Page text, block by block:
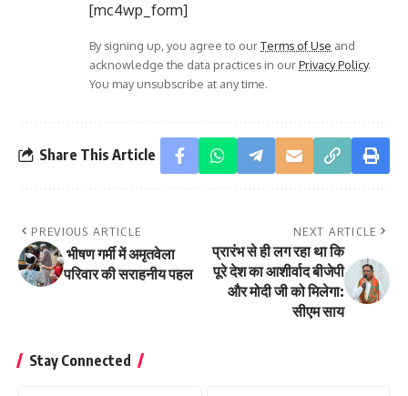
[mc4wp_form]
By signing up, you agree to ourTerms of Use and
acknowledge the data practices in ourPrivacy Policy.
You may unsubscribe at any time.
Share This Article
PREVIOUS ARTICLE
भीषण गर्मी में अमृतवेला
परिवार की सराहनीय पहल
NEXT ARTICLE
प्रारंभ से ही लग रहा था कि
पूरे देश का आशीर्वाद बीजेपी
और मोदी जी को मिलेगा:
सीएम साय
Stay Connected